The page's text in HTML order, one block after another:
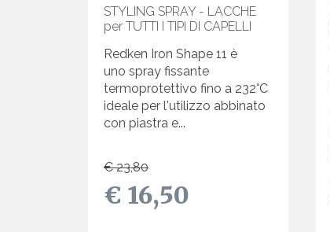
STYLING SPRAY - LACCHE
per TUTTI I TIPI DI CAPELLI
Redken Iron Shape 11 è
uno spray fissante
termoprotettivo fino a 232°C
ideale per l'utilizzo abbinato
con piastra e...
€ 23,80
€ 16,50